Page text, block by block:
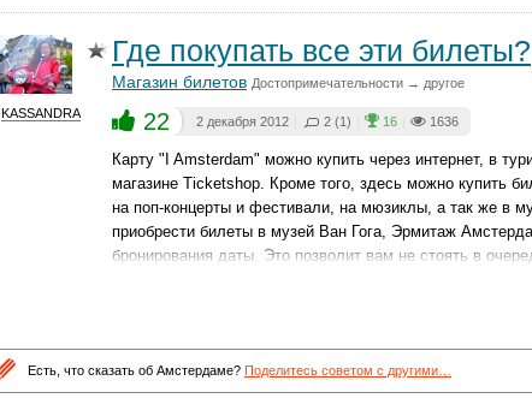
KASSANDRA
Где покупать все эти билеты?
Магазин билетов Достопримечательности → другое
22 2 декабря 2012 2 (1) 16 1636
Карту "I Amsterdam" можно купить через интернет, в
магазине Ticketshop. Кроме того, здесь можно купить
на поп-концерты и фестивали, на мюзиклы, а так же в
приобрести билеты в музей Ван Гога, Эрмитаж
бронирования даты. Это позволит вам не стоять в
Есть, что сказать об Амстердаме? Поделитесь советом с другими…